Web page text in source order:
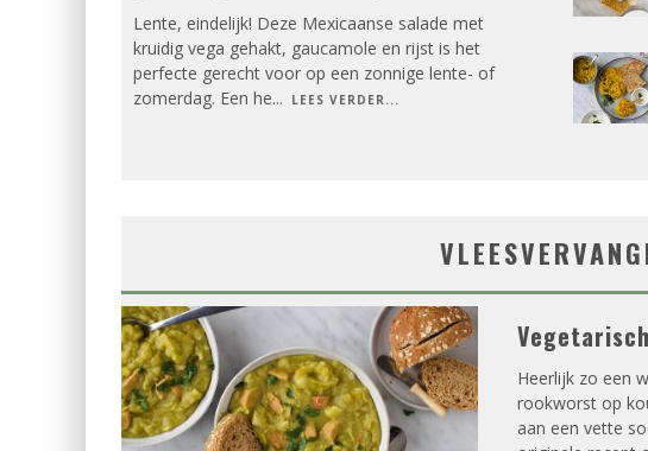
Lente, eindelijk! Deze Mexicaanse salade met
kruidig vega gehakt, gaucamole en rijst is het
perfecte gerecht voor op een zonnige lente- of
zomerdag. Een he... LEES VERDER...
Heerlijk zo een
rookworst op
aan een vette